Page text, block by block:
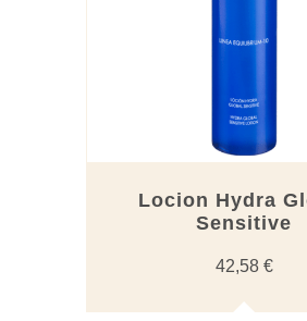
Locion Hydra
Sensitive
42,58 €